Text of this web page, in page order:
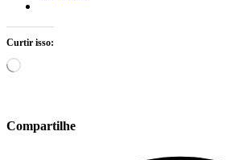
Curtir isso:
Carregando...
Compartilhe